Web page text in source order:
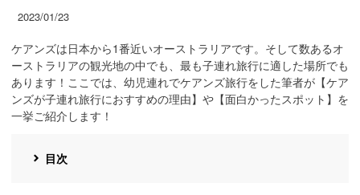
2023/01/23
ケアンズは日本から1番近いオーストラリアです。そして数あるオ
ーストラリアの観光地の中でも、最も子連れ旅行に適した場所でも
あります！ここでは、幼児連れでケアンズ旅行をした筆者が【ケア
ンズが子連れ旅行におすすめの理由】や【面白かったスポット】を
一挙ご紹介します！
目次